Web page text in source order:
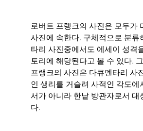
로버트 프랭크의 사진은 모두가
사진에 속한다. 구체적으로 분류
타리 사진중에서도 에세이 성격
토리에 해당된다고 볼 수 있다.
프랭크의 사진은 다큐멘타리 사
인 생리를 거슬려 사적인 각도에
서가 아니라 한낱 방관자로서 대
다.